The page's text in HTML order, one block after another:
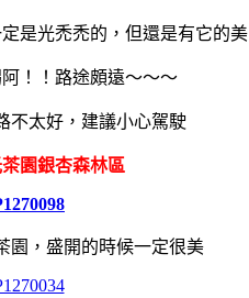
是光禿禿的，但還是有它的美
！！路途頗遠～～～
不太好，建議小心駕駛
園銀杏森林區
園，盛開的時候一定很美